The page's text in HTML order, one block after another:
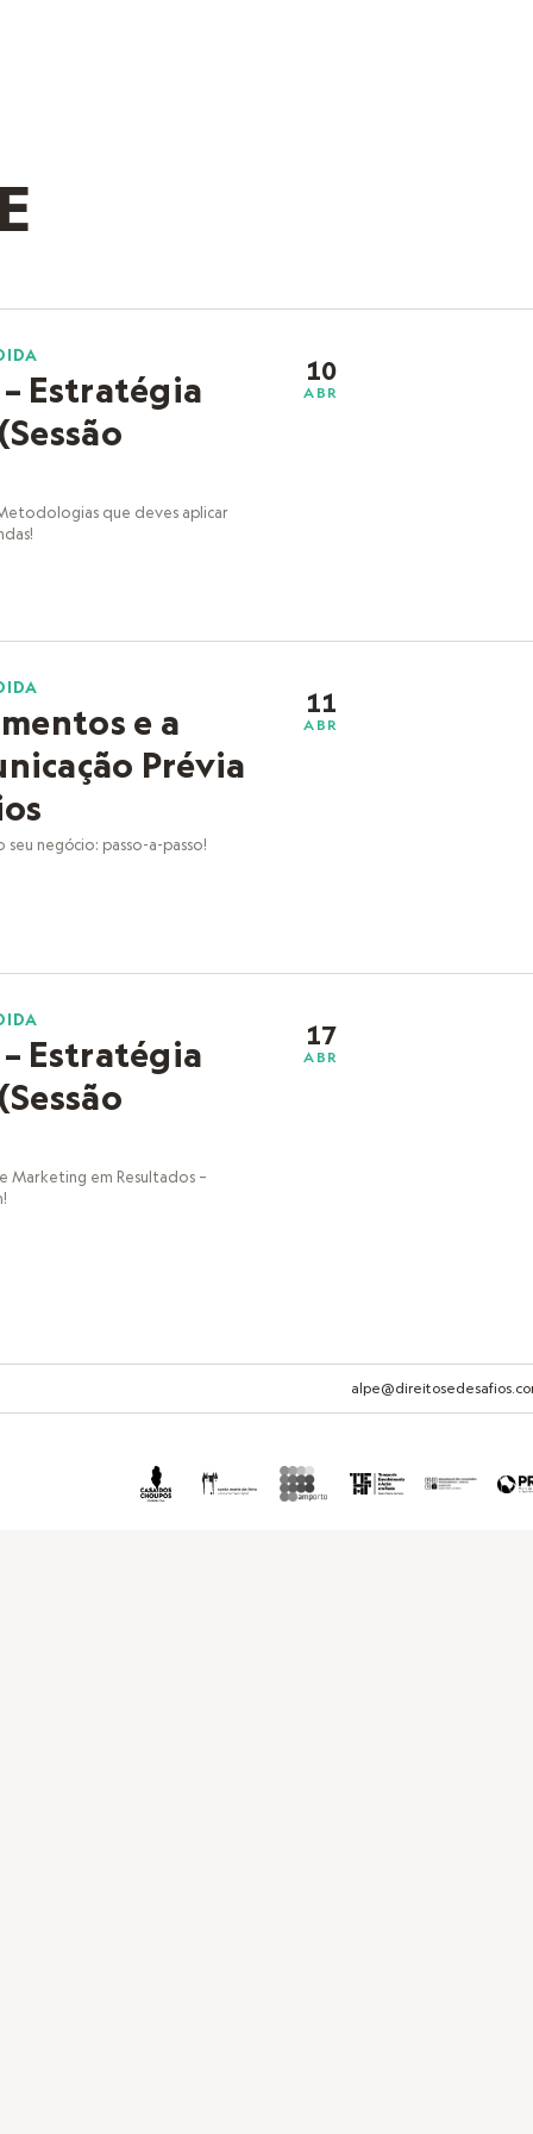
10
ABR
Estratégia
que deves aplicar
11
ABR
e a
Prévia
negócio: passo-a-passo!
17
ABR
Estratégia
Marketing em Resultados –